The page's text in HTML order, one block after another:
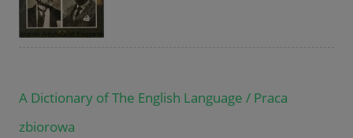
A Dictionary of The English Language / Praca
zbiorowa